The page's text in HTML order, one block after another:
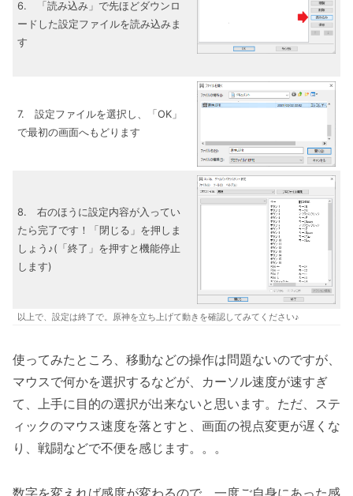
6. 「読み込み」で先ほどダウンロ
ードした設定ファイルを読み込みま
す
7. 設定ファイルを選択し、「OK」
で最初の画面へもどります
8. 右のほうに設定内容が入ってい
たら完了です！「閉じる」を押しま
しょう♪(「終了」を押すと機能停止
します)
以上で、設定は終了で。原神を立ち上げて動きを確認してみてください♪
使ってみたところ、移動などの操作は問題ないのですが、
マウスで何かを選択するなどが、カーソル速度が速すぎ
て、上手に目的の選択が出来ないと思います。ただ、ステ
ィックのマウス速度を落とすと、画面の視点変更が遅くな
り、戦闘などで不便を感じます。。。
数字を変えれば感度が変わるので、一度ご自身にあった感